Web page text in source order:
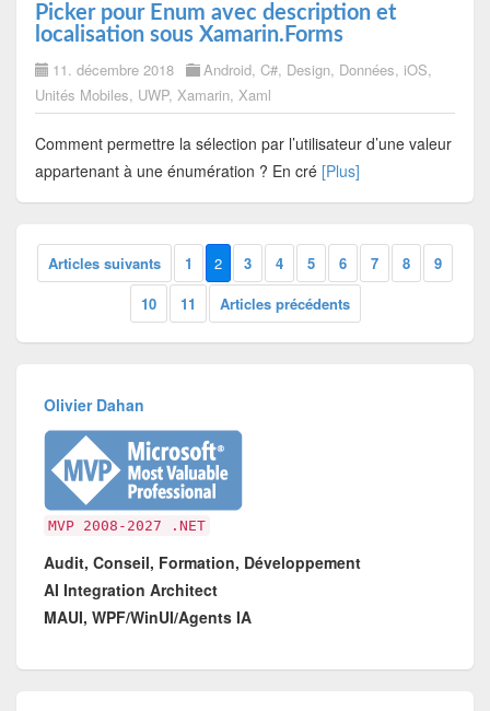
Picker pour Enum avec description et
localisation sous Xamarin.Forms
11. décembre 2018 Android, C#, Design, Données, iOS,
Unités Mobiles, UWP, Xamarin, Xaml
Comment permettre la sélection par l’utilisateur d’une valeur
appartenant à une énumération ? En cré [Plus]
Articles suivants 1 2 3 4 5 6 7 8
9
10
11 Articles précédents
Olivier Dahan
MVP 2008-2027 .NET
Audit, Conseil, Formation, Développement
AI Integration Architect
MAUI, WPF/WinUI/Agents IA